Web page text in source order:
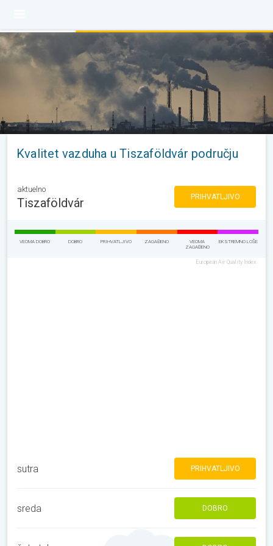
Kvalitet vazduha u Tiszaföldvár području
aktuelno
Tiszaföldvár PRIHVATLJIVO
VEOMA DOBRO DOBRO PRIHVATLJIVO ZAGAĐENO
VEOMA
ZAGAĐENO
EKSTREMNO LOŠE
European Air Quality Index
sutra PRIHVATLJIVO
sreda DOBRO